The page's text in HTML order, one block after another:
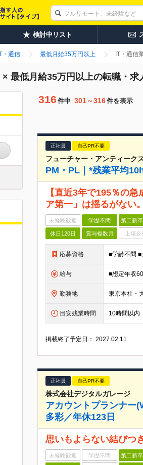
検討中リスト
・通信 最低月給35万円以上 IT・通信
最低月給35万円以上の転職・求
316 件中 301～316件を表示
正社員 自己PR不要
フューチャー・アンティーク
PM・PL｜*残業平均
【直近3年で195％の
ア第一」は揺るがない。
未経験歓迎 学歴不問 第二新
休日120日 賞与複数月 上場企
応募資格
給与
勤務地
目安残業時間 10時間以内
掲載終了予定日：2027.02.11
正社員 自己PR不要
株式会社デジタルガレージ
アカウントプランナー
多彩／年休123日
思いもよらない結びつ
未経験歓迎 学歴不問 第二新